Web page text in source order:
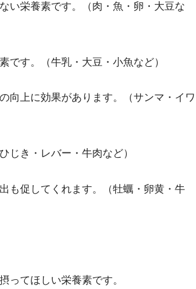
い栄養素です。（肉・魚・卵・大豆な
です。（牛乳・大豆・小魚など）
向上に効果があります。（サンマ・イワ
じき・レバー・牛肉など）
も促してくれます。（牡蠣・卵黄・牛
ってほしい栄養素です。